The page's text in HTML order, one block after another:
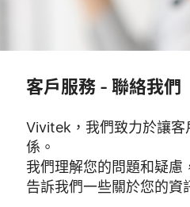
客戶服務 - 聯絡我們
Vivitek，我們致力於讓客
係。
我們理解您的問題和疑慮
告訴我們一些關於您的資